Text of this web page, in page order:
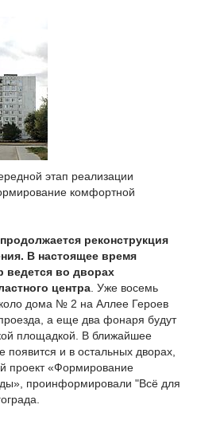
этап реализации
комфортной
реконструкция
В настоящее время
ведется во дворах
центра . Уже восемь
дома № 2 на Аллее Героев
а еще два фонаря будут
площадкой. В ближайшее
и в остальных дворах,
проект «Формирование
проинформировали "Всё для